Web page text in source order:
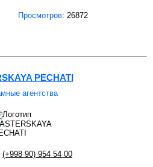
Просмотров: 26872
PECHATI
агентства
(+998 90) 954 54 00